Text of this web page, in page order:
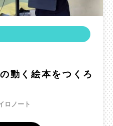
動く絵本をつくろ
ロノート